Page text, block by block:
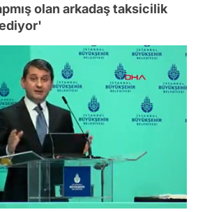
olan arkadaş taksicilik